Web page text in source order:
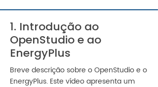
1. Introdução ao
OpenStudio e ao
EnergyPlus
​Breve descrição sobre o OpenStudio e o
EnergyPlus. Este vídeo apresenta um